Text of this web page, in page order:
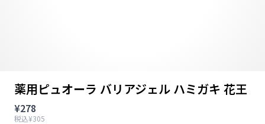
薬用ピュオーラ バリアジェル ハミガキ 花王
¥278
税込¥305